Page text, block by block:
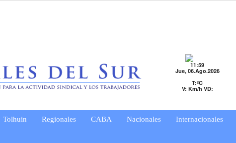
11:59
Jue, 06.Ago.2026
T:ºC
V: Km/h VD:
Tolhuin Regionales CABA Nacionales Internacionales